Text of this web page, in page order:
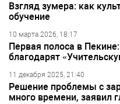
Взгляд зумера: как
обучение
10 марта 2026, 18:17
Первая полоса в
благодарят
11 декабря 2025, 21:40
Решение проблемы с
много времени, заявил